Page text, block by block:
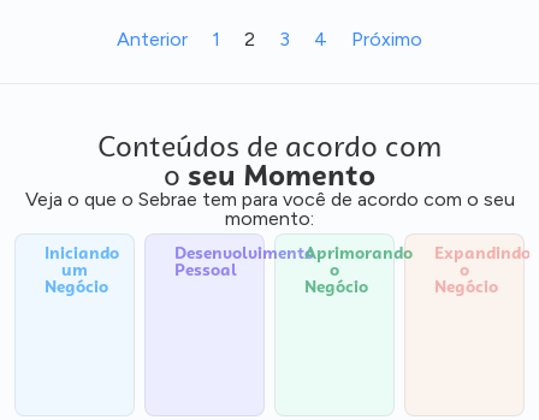
Anterior 1 2 3 4 Próximo
Conteúdos de acordo com
o seu Momento
Veja o que o Sebrae tem para você de acordo com o seu
momento:
Iniciando
um
Negócio
Desenvolvimento
Pessoal
Aprimorando
o
Negócio
Expandindo
o
Negócio